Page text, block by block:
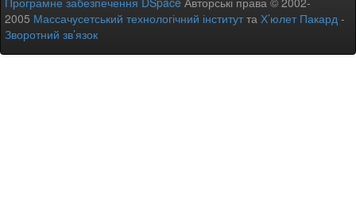
2005 Массачусетський технологічний інститутта Х’юлет Пакард -
Зворотний зв’язок